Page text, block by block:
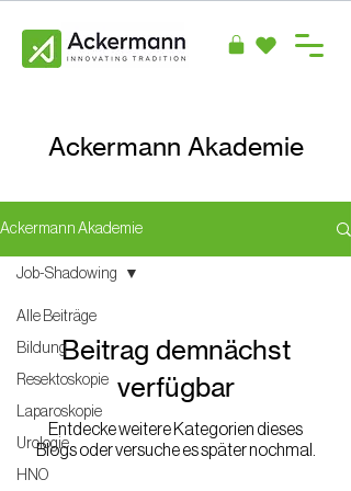
Ackermann Akademie
Ackermann Akademie
Alle Beiträge
Bildung
Resektoskopie
Laparoskopie
Urologie
HNO
Job-Shadowing
Beitrag demnächst
verfügbar
Entdecke weitere Kategorien dieses
Blogs oder versuche es später nochmal.